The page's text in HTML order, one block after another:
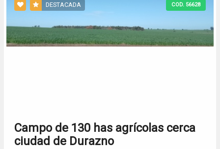
DESTACADA COD. 56628
Campo de 130 has agrícolas cerca
ciudad de Durazno